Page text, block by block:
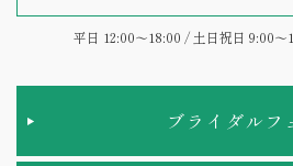
平日 12:00～18:00 / 土日祝日 9:00
ブライダルフ